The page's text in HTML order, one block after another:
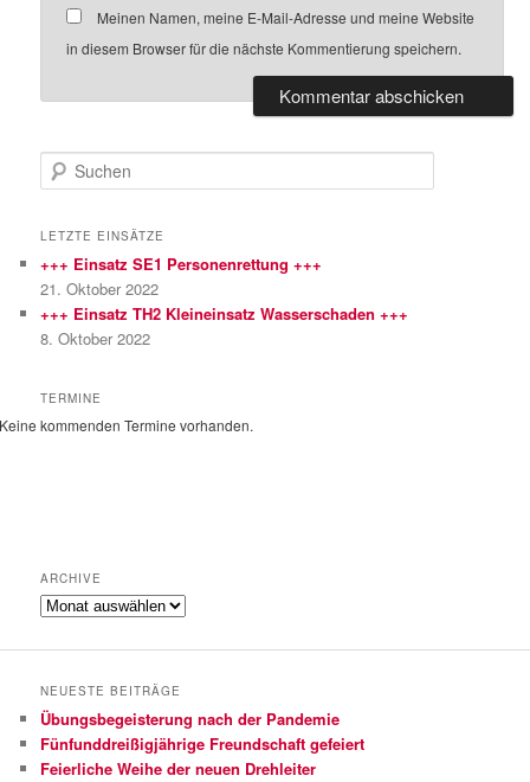
Meinen Namen, meine E-Mail-Adresse und meine Website
in diesem Browser für die nächste Kommentierung speichern.
u
h
n
LETZTE EINSÄTZE
+++ Einsatz SE1 Personenrettung +++
21. Oktober 2022
+++ Einsatz TH2 Kleineinsatz Wasserschaden +++
8. Oktober 2022
TERMINE
Keine kommenden Termine vorhanden.
ARCHIVE
Archive
NEUESTE BEITRÄGE
Übungsbegeisterung nach der Pandemie
Fünfunddreißigjährige Freundschaft gefeiert
Feierliche Weihe der neuen Drehleiter